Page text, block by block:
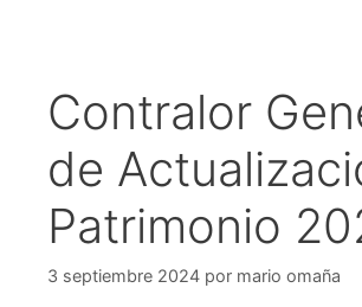
Contralor
de
Patrimonio
3 septiembre 2024 por mario omaña